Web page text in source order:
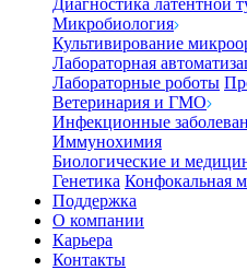
Диагностика латентной
Микробиология
Культивирование
Лабораторная
Лабораторные роботы
Ветеринария и ГМО
Инфекционные
Иммунохимия
Биологические и
Генетика Конфокальная
Поддержка
О компании
Карьера
Контакты